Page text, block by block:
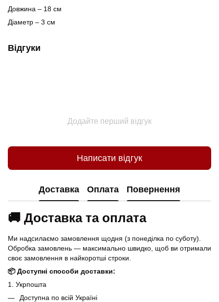
Довжина – 18 см
Діаметр – 3 см
Відгуки
Додайте перший відгук
Написати відгук
Доставка Оплата Повернення
🚚 Доставка та оплата
Ми надсилаємо замовлення щодня (з понеділка по суботу).
Обробка замовлень — максимально швидко, щоб ви отримали
своє замовлення в найкоротші строки.
📦 Доступні способи доставки:
1. Укрпошта
Доступна по всій Україні